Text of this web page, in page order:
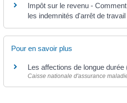
Impôt sur le revenu -
les indemnités d'arrêt de travail
Pour en savoir plus
Les affections de longue durée
Caisse nationale d'assurance